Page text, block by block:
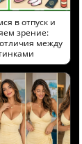
в отпуск и
зрение:
между